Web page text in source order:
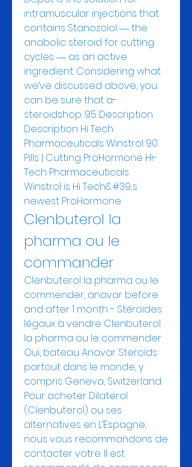
intramuscular injections that
contains Stanozolol ― the
anabolic steroid for cutting
cycles ― as an active
ingredient. Considering what
we’ve discussed above, you
can be sure that a-
steroidshop. 95 Description
Description Hi Tech
Pharmaceuticals Winstrol 90
Pills | Cutting ProHormone Hi-
Tech Pharmaceuticals
Winstrol is Hi Tech&#39;s
newest ProHormone.
Clenbuterol la
pharma ou le
commander
Clenbuterol la pharma ou le
commender, anavar before
and after 1 month - Stéroïdes
légaux à vendre Clenbuterol
la pharma ou le commender
Oui, bateau Anavar Steroids
partout dans le monde, y
compris Geneva, Switzerland.
Pour acheter Dilaterol
(Clenbuterol) ou ses
alternatives en L’Espagne,
nous vous recommandons de
contacter votre. Il est